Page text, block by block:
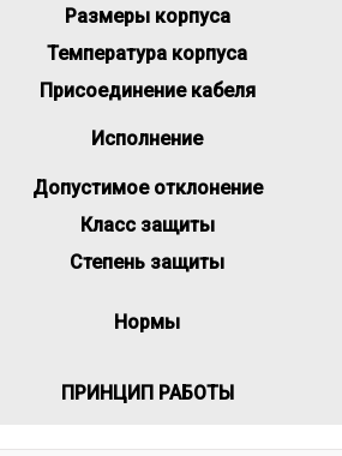
Размеры корпуса
Температура корпуса
Присоединение кабеля
Исполнение
Допустимое отклонение
Класс защиты
Степень защиты
Нормы
ПРИНЦИП РАБОТЫ